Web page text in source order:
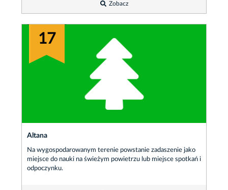
Zobacz
17
Altana
Na wygospodarowanym terenie powstanie zadaszenie jako
miejsce do nauki na świeżym powietrzu lub miejsce spotkań i
odpoczynku.